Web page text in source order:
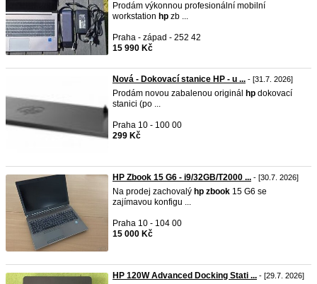
Prodám výkonnou profesionální mobilní
workstation hp zb ...
Praha - západ - 252 42
15 990 Kč
Nová - Dokovací stanice HP - u ... - [31.7. 2026]
Prodám novou zabalenou originál hp dokovací
stanici (po ...
Praha 10 - 100 00
299 Kč
HP Zbook 15 G6 - i9/32GB/T2000 ... - [30.7. 2026]
Na prodej zachovalý hp zbook 15 G6 se
zajímavou konfigu ...
Praha 10 - 104 00
15 000 Kč
HP 120W Advanced Docking Stati ... - [29.7. 2026]